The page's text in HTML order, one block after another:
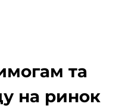
та
на ринок